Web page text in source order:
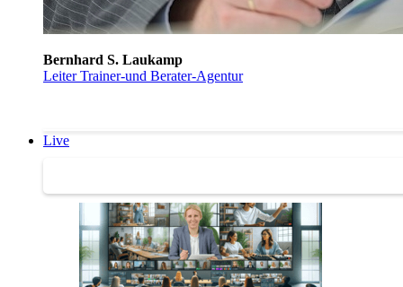
Bernhard S. Laukamp
Leiter Trainer-und Berater-Agentur
Live